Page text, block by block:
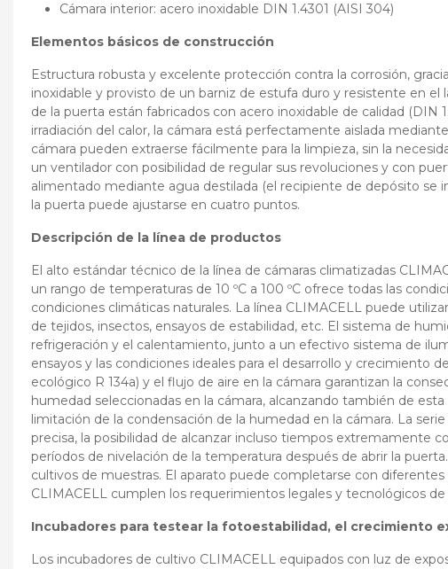
Cámara interior: acero inoxidable DIN 1.4301 (AISI 304)
Elementos básicos de construcción
Estructura robusta y excelente protección contra la corrosión,
inoxidable y provisto de un barniz de estufa duro y resistente en
de la puerta están fabricados con acero inoxidable de calidad (DIN
irradiación del calor, la cámara está perfectamente aislada
cámara pueden extraerse fácilmente para la limpieza, sin la
un ventilador con posibilidad de regular sus revoluciones y con
alimentado mediante agua destilada (el recipiente de depósito se
la puerta puede ajustarse en cuatro puntos.
Descripción de la línea de productos
El alto estándar técnico de la línea de cámaras climatizadas
un rango de temperaturas de 10 ºC a 100 ºC ofrece todas las
condiciones climáticas naturales. La línea CLIMACELL puede
de tejidos, insectos, ensayos de estabilidad, etc. El sistema de
refrigeración y el calentamiento, junto a un efectivo sistema de
ensayos y las condiciones ideales para el desarrollo y crecimiento
ecológico R 134a) y el flujo de aire en la cámara garantizan la
humedad seleccionadas en la cámara, alcanzando también de
limitación de la condensación de la humedad en la cámara. La
precisa, la posibilidad de alcanzar incluso tiempos extremamente
períodos de nivelación de la temperatura después de abrir la
cultivos de muestras. El aparato puede completarse con
CLIMACELL cumplen los requerimientos legales y tecnológicos
Incubadores para testear la fotoestabilidad, el crecimiento
Los incubadores de cultivo CLIMACELL equipados con luz de